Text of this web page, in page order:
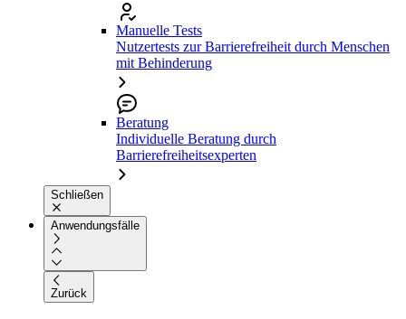
Manuelle Tests
Nutzertests zur Barrierefreiheit durch Menschen
mit Behinderung
Beratung
Individuelle Beratung durch
Barrierefreiheitsexperten
Schließen
Anwendungsfälle
Zurück